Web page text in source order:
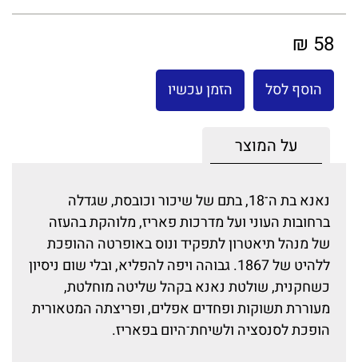
58 ₪
הוסף לסל הזמן עכשיו
על המוצר
נאנא בת ה־18, בתם של שיכור וכובסת, שגדלה
ברחובות העוני ועל מדרכות פאריז, מלוהקת בהעזה
של מנהל תיאטרון לתפקיד ונוס באופרטה ההופכת
ללהיט של 1867. גבוהה ויפה להפליא, ובלי שום ניסיון
כשחקנית, שולטת נאנא בקהל שליטה מוחלטת,
מעוררת תשוקות ופחדים אפלים, ופריצתה המטאורית
הופכת לסנסציה ולשיחת־היום בפאריז.